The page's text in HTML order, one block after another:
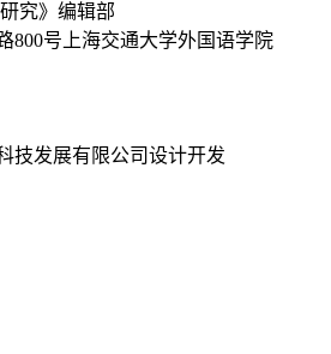
究》编辑部
800号上海交通大学外国语学院
技发展有限公司设计开发